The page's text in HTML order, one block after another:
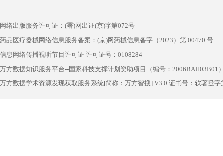
网络出版服务许可证：(署)网出证(京)字第072号
药品医疗器械网络信息服务备案：(京)网药械信息备字（2023）第 00470 号
信息网络传播视听节目许可证 许可证号：0108284
万方数据知识服务平台--国家科技支撑计划资助项目（编号：2006BAH03B01
万方数据学术资源发现获取服务系统[简称：万方智搜] V3.0 证书号：软著登字